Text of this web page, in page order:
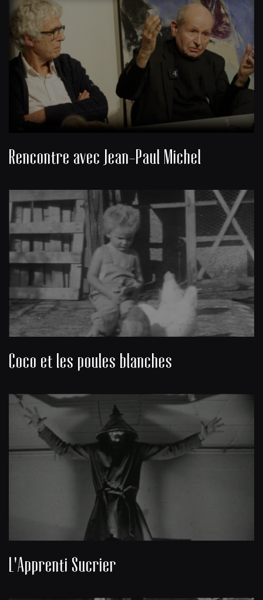
Rencontre avec Jean-Paul Michel
Coco et les poules blanches
L'Apprenti Sucrier